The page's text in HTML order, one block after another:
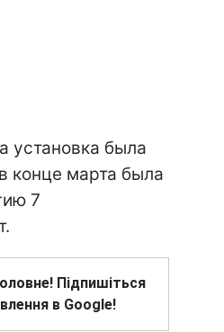
установка была
конце марта была
7
Підпишіться
в Google!